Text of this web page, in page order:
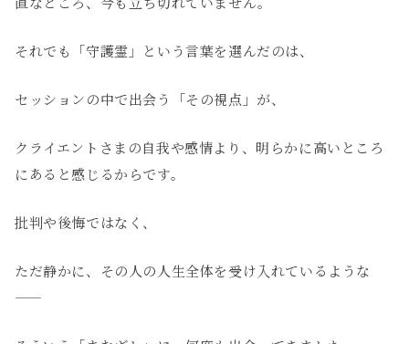
それでも「守護霊」という言葉を選んだのは、
セッションの中で出会う「その視点」が、
クライエントさまの自我や感情より、明らかに高いところ
にあると感じるからです。
批判や後悔ではなく、
ただ静かに、その人の人生全体を受け入れているような
——